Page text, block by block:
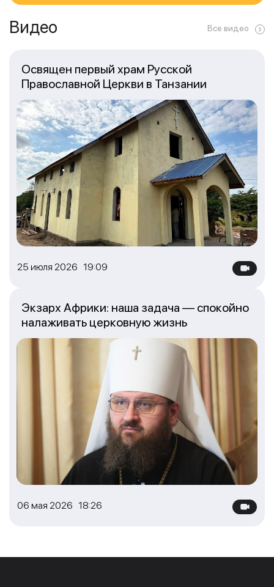
Видео Все видео
25 июля 2026 19:09
Освящен первый храм Русской
Православной Церкви в Танзании
06 мая 2026 18:26
Экзарх Африки: наша задача — спокойно
налаживать церковную жизнь